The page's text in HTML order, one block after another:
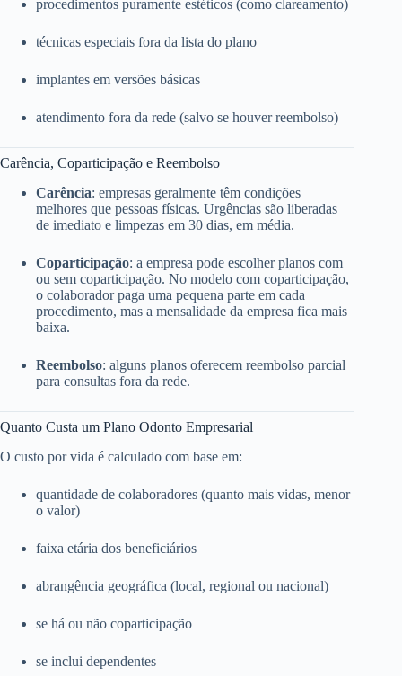
procedimentos puramente estéticos (como clareamento)
técnicas especiais fora da lista do plano
implantes em versões básicas
atendimento fora da rede (salvo se houver reembolso)
Carência, Coparticipação e Reembolso
Carência: empresas geralmente têm condições
melhores que pessoas físicas. Urgências são liberadas
de imediato e limpezas em 30 dias, em média.
Coparticipação: a empresa pode escolher planos com
ou sem coparticipação. No modelo com coparticipação,
o colaborador paga uma pequena parte em cada
procedimento, mas a mensalidade da empresa fica mais
baixa.
Reembolso: alguns planos oferecem reembolso parcial
para consultas fora da rede.
Quanto Custa um Plano Odonto Empresarial
O custo por vida é calculado com base em:
quantidade de colaboradores (quanto mais vidas, menor
o valor)
faixa etária dos beneficiários
abrangência geográfica (local, regional ou nacional)
se há ou não coparticipação
se inclui dependentes